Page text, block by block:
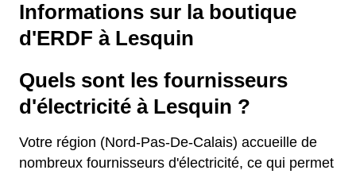
Informations sur la boutique
d'ERDF à Lesquin
Quels sont les fournisseurs
d'électricité à Lesquin ?
Votre région (Nord-Pas-De-Calais) accueille de
nombreux fournisseurs d'électricité, ce qui permet